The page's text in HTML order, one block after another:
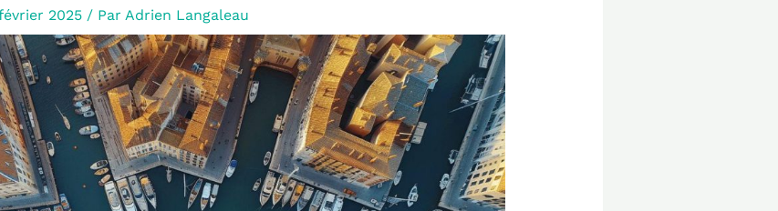
2025 / Par Adrien Langaleau